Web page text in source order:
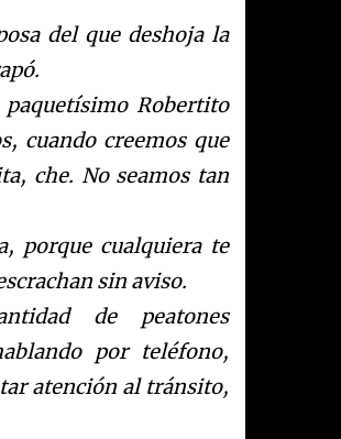
del que deshoja la
Robertito
cuando creemos que
che. No seamos tan
porque cualquiera te
sin aviso.
de peatones
por teléfono,
atención al tránsito,